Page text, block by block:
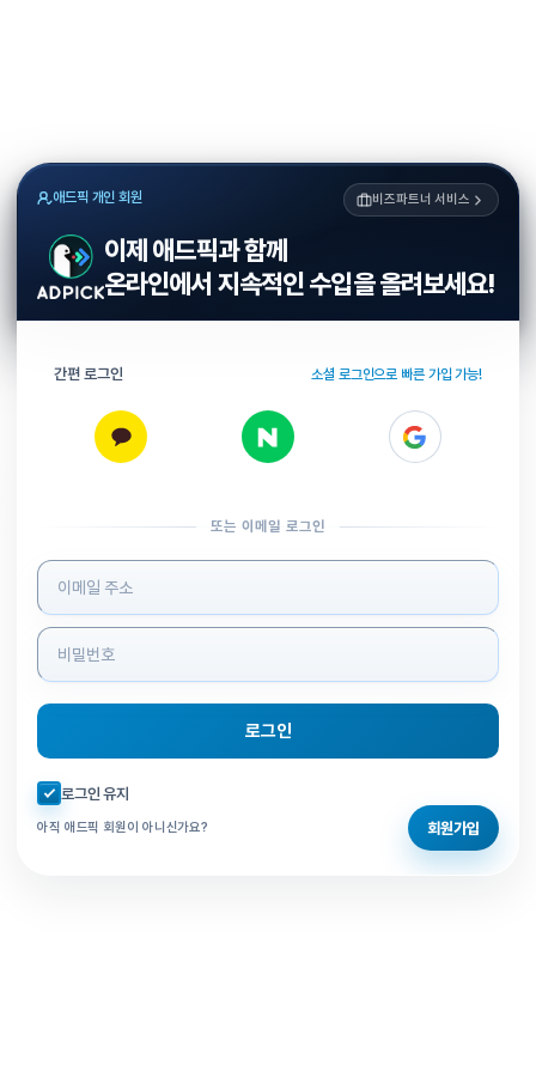
애드픽 개인 회원 비즈파트너 서비스
이제 애드픽과 함께
온라인에서 지속적인 수입을 올려보세요!
간편 로그인 소셜 로그인으로 빠른 가입 가능!
또는 이메일 로그인
로그인 정보 입력
로그인
자동로그인 체크
로그인 유지
아직 애드픽 회원이 아니신가요? 회원가입